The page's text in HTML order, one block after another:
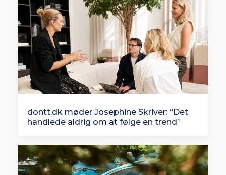
dontt.dk møder Josephine Skriver: “Det
handlede aldrig om at følge en trend”